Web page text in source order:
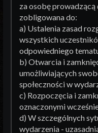
za osobę
zobligowana do:
a) Ustalenia zasad
wszystkich
odpowiedniego
b) Otwarcia i
umożliwiających
społeczności w
c) Rozpoczęcia i
oznaczonymi
d) W szczególnych
wydarzenia -